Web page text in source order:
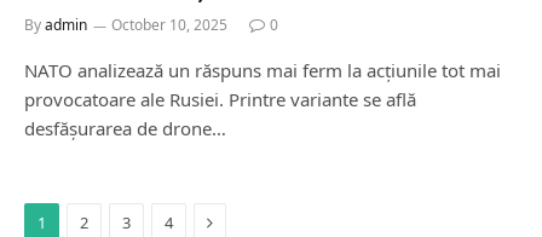
Byadmin October 10, 2025 0
NATO analizează un răspuns mai ferm la acțiunile tot mai
provocatoare ale Rusiei. Printre variante se află
desfășurarea de drone…
1 2 3 4 Next